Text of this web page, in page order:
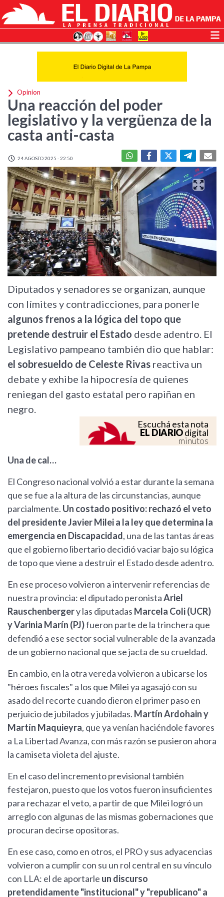
Opinion
Una reacción del poder
legislativo y la vergüenza de la
casta anti-casta
24 AGOSTO 2025 - 22:50
Diputados y senadores se organizan, aunque
con límites y contradicciones, para ponerle
algunos frenos a la lógica del topo que
pretende destruir el Estado desde adentro. El
Legislativo pampeano también dio que hablar:
el sobresueldo de Celeste Rivas reactiva un
debate y exhibe la hipocresía de quienes
reniegan del gasto estatal pero rapiñan en
negro.
Escuchá esta nota
EL DIARIOdigital
minutos
Una de cal…
El Congreso nacional volvió a estar durante la semana
que se fue a la altura de las circunstancias, aunque
parcialmente. Un costado positivo: rechazó el veto
del presidente Javier Milei a la ley que determina la
emergencia en Discapacidad, una de las tantas áreas
que el gobierno libertario decidió vaciar bajo su lógica
de topo que viene a destruir el Estado desde adentro.
En ese proceso volvieron a intervenir referencias de
nuestra provincia: el diputado peronistaAriel
Rauschenbergery las diputadas Marcela Coli (UCR)
y Varinia Marín (PJ)fueron parte de la trinchera que
defendió a ese sector social vulnerable de la avanzada
de un gobierno nacional que se jacta de su crueldad.
En cambio, en la otra vereda volvieron a ubicarse los
"héroes fiscales" a los que Milei ya agasajó con su
asado del recorte cuando dieron el primer paso en
perjuicio de jubilados y jubiladas. Martín Ardohain y
Martín Maquieyra, que ya venían haciéndole favores
a La Libertad Avanza, con más razón se pusieron ahora
la camiseta violeta del ajuste.
En el caso del incremento previsional también
festejaron, puesto que los votos fueron insuficientes
para rechazar el veto, a partir de que Milei logró un
arreglo con algunas de las mismas gobernaciones que
procuran decirse opositoras.
En ese caso, como en otros, el PRO y sus adyacencias
volvieron a cumplir con su un rol central en su vínculo
con LLA: el de aportarle un discurso
pretendidamente "institucional" y "republicano" a